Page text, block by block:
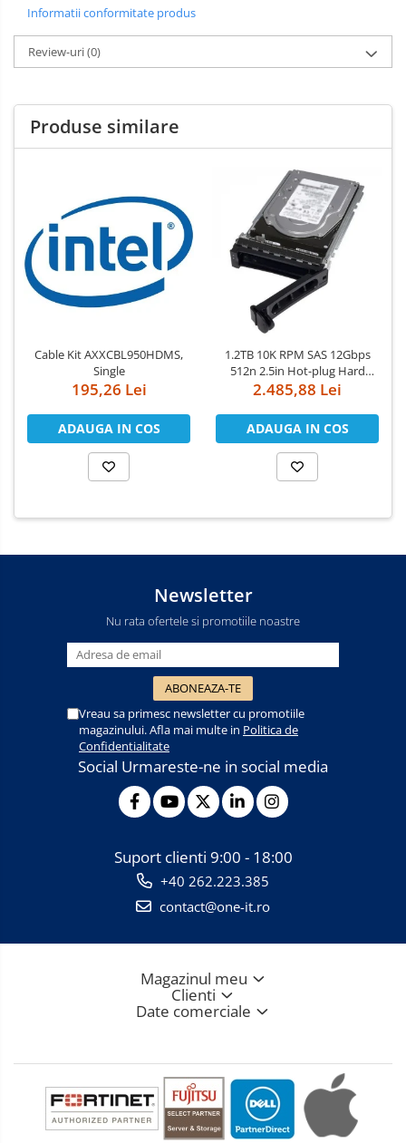
Informatii conformitate produs
Review-uri(0)
Produse similare
Cable Kit AXXCBL950HDMS,
Single
195,26 Lei
ADAUGA IN COS
1.2TB 10K RPM SAS 12Gbps
512n 2.5in Hot-plug Hard
Drive, CK
2.485,88 Lei
ADAUGA IN COS
Newsletter
Nu rata ofertele si promotiile noastre
Vreau sa primesc newsletter cu promotiile
magazinului. Afla mai multe in Politica de
Confidentialitate
Social Urmareste-ne in social media
Suport clienti 9:00 - 18:00
+40 262.223.385
contact@one-it.ro
Magazinul meu
Clienti
Date comerciale